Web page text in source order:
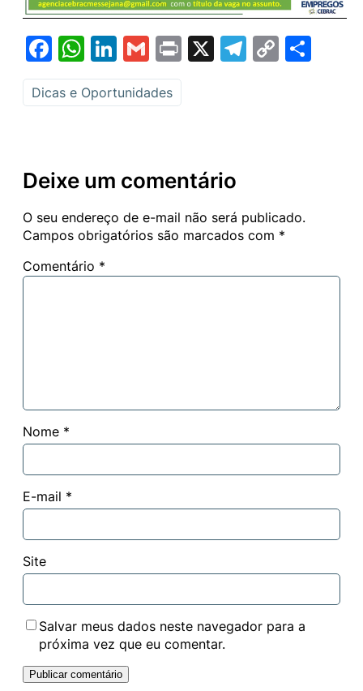
Facebook
WhatsApp
LinkedIn
GmailPrint
X Telegram
Copy
Dicas e Oportunidades
Deixe um comentário
O seu endereço de e-mail não será publicado.
Campos obrigatórios são marcados com *
Comentário *
Nome *
E-mail *
Site
Salvar meus dados neste navegador para a
próxima vez que eu comentar.